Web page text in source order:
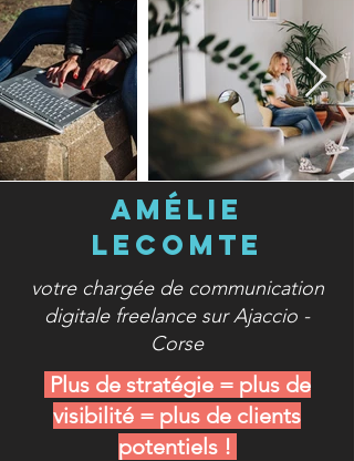
Amélie
Lecomte
votre chargée de communication
digitale freelance sur Ajaccio -
Corse
Plus de stratégie = plus de
visibilité = plus de clients
potentiels !